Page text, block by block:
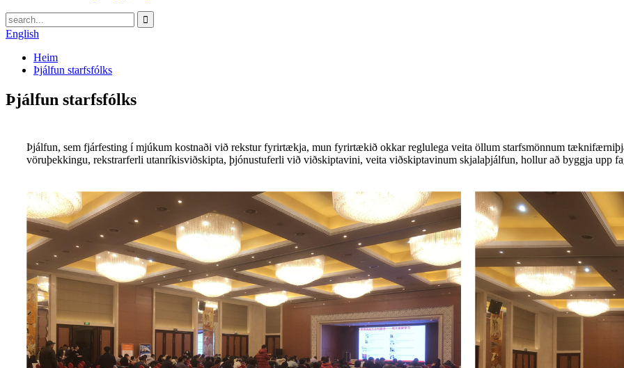
English
Heim
Þjálfun starfsfólks
Þjálfun starfsfólks
Þjálfun, sem fjárfesting í mjúkum kostnaði við rekstur fyrirtækja, mun fyrirtækið okkar reglulega veita öllum starfsmönnum
vöruþekkingu, rekstrarferli utanríkisviðskipta, þjónustuferli við viðskiptavini, veita viðskiptavinum skjalaþjálfun, hollur að byggja upp